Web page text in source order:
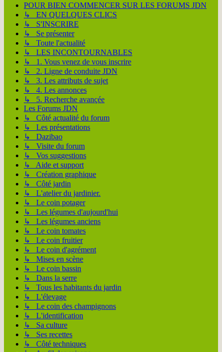
POUR BIEN COMMENCER SUR LES FORUMS JDN
↳ EN QUELQUES CLICS
↳ S'INSCRIRE
↳ Se présenter
↳ Toute l'actualité
↳ LES INCONTOURNABLES
↳ 1. Vous venez de vous inscrire
↳ 2. Ligne de conduite JDN
↳ 3. Les attributs de sujet
↳ 4. Les annonces
↳ 5. Recherche avançée
Les Forums JDN
↳ Côté actualité du forum
↳ Les présentations
↳ Dazibao
↳ Visite du forum
↳ Vos suggestions
↳ Aide et support
↳ Création graphique
↳ Côté jardin
↳ L'atelier du jardinier.
↳ Le coin potager
↳ Les légumes d'aujourd'hui
↳ Les légumes anciens
↳ Le coin tomates
↳ Le coin fruitier
↳ Le coin d'agrément
↳ Mises en scène
↳ Le coin bassin
↳ Dans la serre
↳ Tous les habitants du jardin
↳ L'élevage
↳ Le coin des champignons
↳ L'identification
↳ Sa culture
↳ Ses recettes
↳ Côté techniques